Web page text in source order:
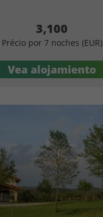
3,100
Précio por 7 noches (EUR)
Vea alojamiento